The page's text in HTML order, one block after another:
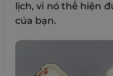
lịch, vì nó thể hiện
của bạn.